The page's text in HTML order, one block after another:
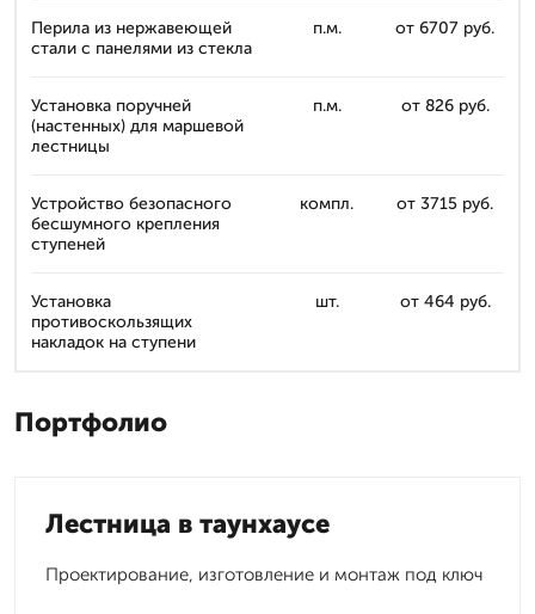
Перила из нержавеющей
стали с панелями из стекла
п.м. от 6707 руб.
Установка поручней
(настенных) для маршевой
лестницы
п.м. от 826 руб.
Устройство безопасного
бесшумного крепления
ступеней
компл. от 3715 руб.
Установка
противоскользящих
накладок на ступени
шт. от 464 руб.
Портфолио
Лестница в таунхаусе
Проектирование, изготовление и монтаж под ключ